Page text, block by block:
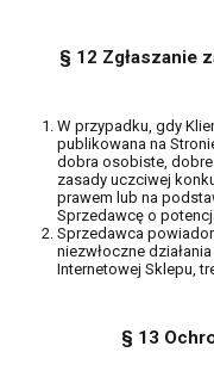
§ 12 Zgłaszanie
W przypadku, gdy
publikowana na
dobra osobiste,
zasady uczciwej
prawem lub na
Sprzedawcę o
Sprzedawca
niezwłoczne
Internetowej Sklepu,
§ 13